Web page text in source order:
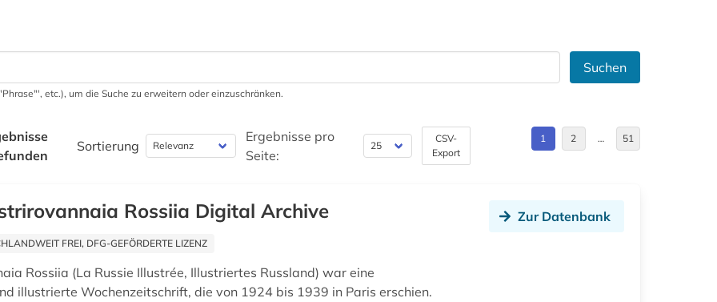
Suchen
etc.), um die Suche zu erweitern oder einzuschränken.
Sortierung
Ergebnisse pro
Seite:
CSV-
Export
1 2 … 51
Rossiia Digital Archive
FREI, DFG-GEFÖRDERTE LIZENZ
Rossiia (La Russie Illustrée, Illustriertes Russland) war eine
illustrierte Wochenzeitschrift, die von 1924 bis 1939 in Paris erschien.
Zur Datenbank